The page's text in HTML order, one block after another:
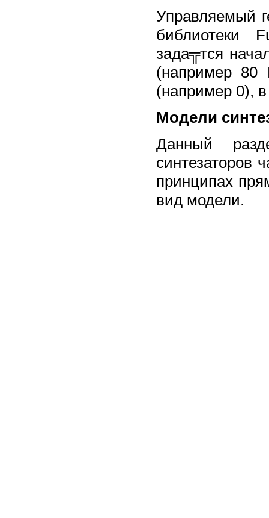
Управляемый
библиотеки
зада╦тся
(например 80
(например 0),
Модели
Данный
синтезаторов
принципах
вид модели.